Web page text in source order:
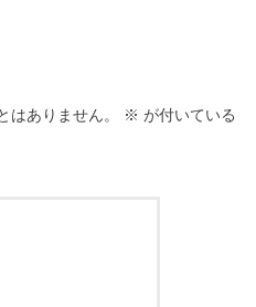
はありません。 ※ が付いている